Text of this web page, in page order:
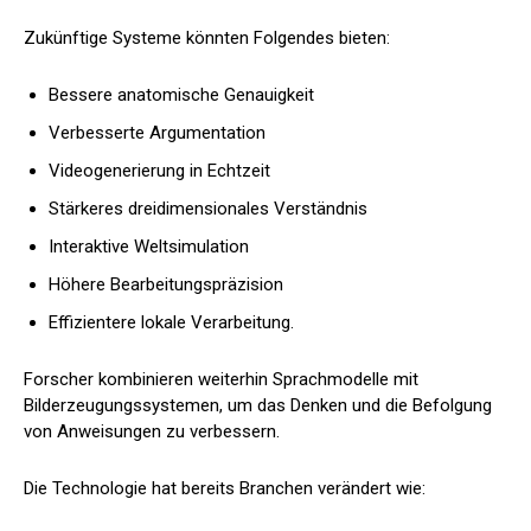
Zukünftige Systeme könnten Folgendes bieten:
Bessere anatomische Genauigkeit
Verbesserte Argumentation
Videogenerierung in Echtzeit
Stärkeres dreidimensionales Verständnis
Interaktive Weltsimulation
Höhere Bearbeitungspräzision
Effizientere lokale Verarbeitung.
Forscher kombinieren weiterhin Sprachmodelle mit
Bilderzeugungssystemen, um das Denken und die Befolgung
von Anweisungen zu verbessern.
Die Technologie hat bereits Branchen verändert wie: